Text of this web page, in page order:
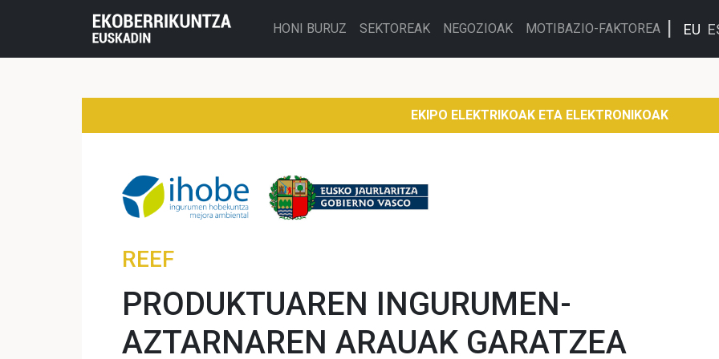
HONI BURUZ SEKTOREAK NEGOZIOAK MOTIBAZIO-FAKTOREA EU
EKIPO ELEKTRIKOAK ETA ELEKTRONIKOAK
REEF
PRODUKTUAREN INGURUMEN-
AZTARNAREN ARAUAK GARATZEA